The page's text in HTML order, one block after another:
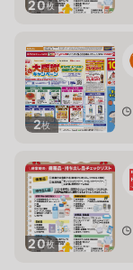
20枚
2枚
20枚